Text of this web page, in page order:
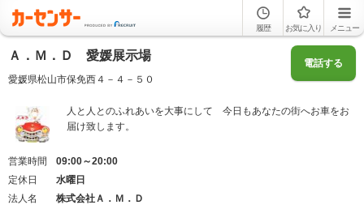
履歴 お気に入り メニュー
Ａ．Ｍ．Ｄ 愛媛展示場
愛媛県松山市保免西４－４－５０
電話する
人と人とのふれあいを大事にして 今日もあなたの街へお車をお
届け致します。
営業時間
09:00～20:00
定休日
水曜日
法人名
株式会社Ａ．Ｍ．Ｄ